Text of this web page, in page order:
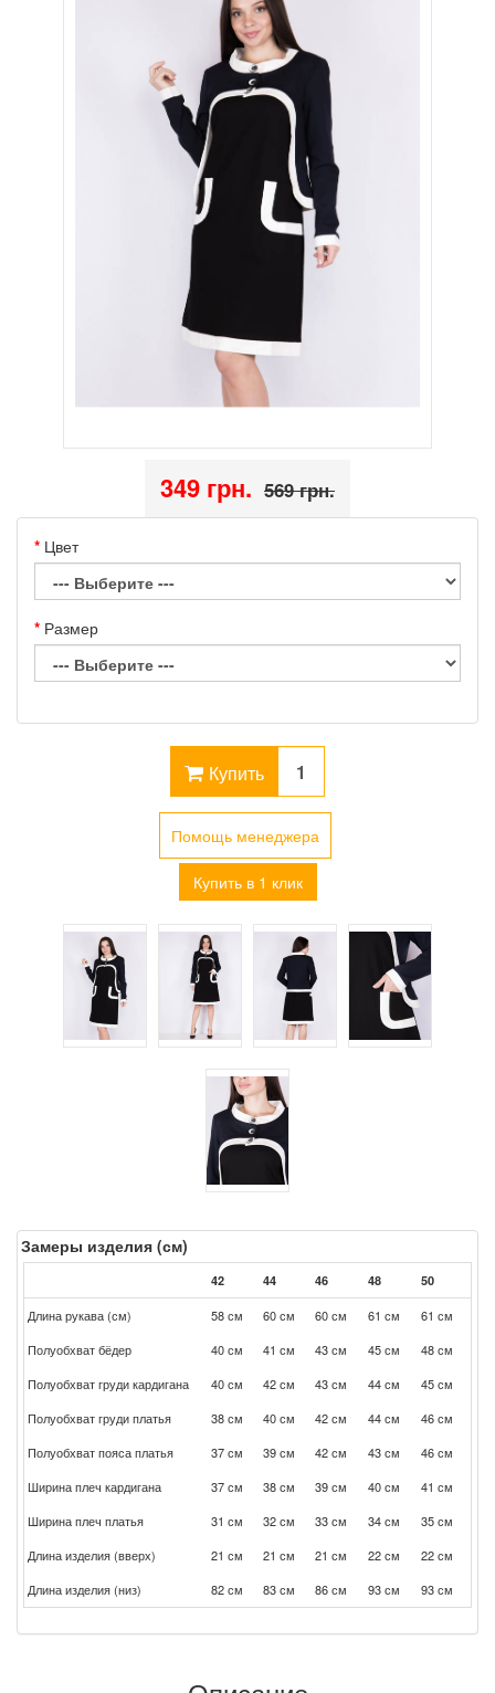
349 грн. 569 грн.
Цвет
Размер
Купить
Помощь менеджера
Купить в 1 клик
Замеры изделия (см)
42 44 46 48 50
Длина рукава (см) 58 см 60 см 60 см 61 см
61 см
Полуобхват бёдер
40 см 41 см 43 см 45 см
48 см
Полуобхват груди кардигана
40 см 42 см 43 см 44 см
45 см
Полуобхват груди платья
38 см 40 см 42 см 44 см
46 см
Полуобхват пояса платья
37 см 39 см 42 см 43 см
46 см
Ширина плеч кардигана
37 см 38 см 39 см 40 см
41 см
Ширина плеч платья
31 см 32 см 33 см 34 см
35 см
Длина изделия (вверх)
21 см 21 см 21 см 22 см
22 см
Длина изделия (низ)
82 см 83 см 86 см 93 см 93 см